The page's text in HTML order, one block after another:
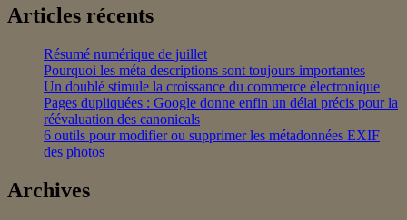
commerce
électronique
Articles récents
Résumé numérique de juillet
Pourquoi les méta descriptions sont toujours importantes
Un doublé stimule la croissance du commerce électronique
Pages dupliquées : Google donne enfin un délai précis pour la
réévaluation des canonicals
6 outils pour modifier ou supprimer les métadonnées EXIF
des photos
Archives